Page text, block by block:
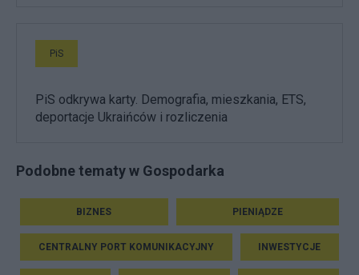
PiS
PiS odkrywa karty. Demografia, mieszkania, ETS,
deportacje Ukraińców i rozliczenia
Podobne tematy w Gospodarka
BIZNES PIENIĄDZE
CENTRALNY PORT KOMUNIKACYJNY INWESTYCJE